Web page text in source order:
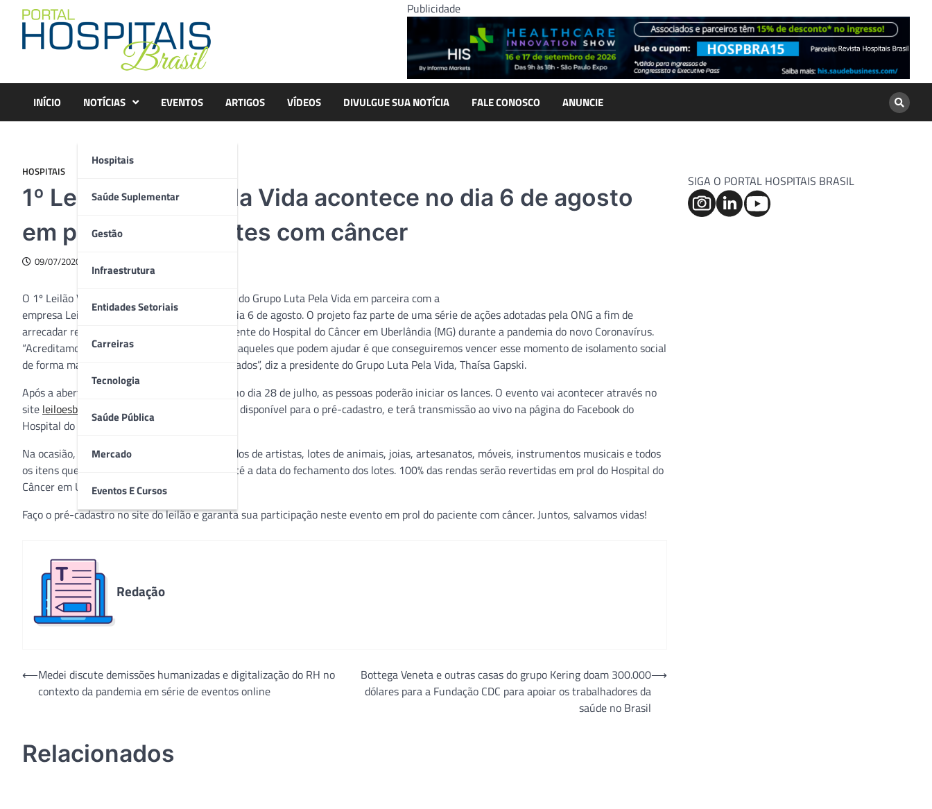
content
Publicidade
INÍCIO NOTÍCIAS
Hospitais
Saúde Suplementar
Gestão
Infraestrutura
Entidades Setoriais
Carreiras
Tecnologia
Saúde Pública
Mercado
Eventos E Cursos
EVENTOS ARTIGOS VÍDEOS DIVULGUE SUA NOTÍCIA FALE CONOSCO ANUNCIE
HOSPITAIS
1º Leilão Virtual Pela Vida acontece no dia 6 de agosto
em prol dos pacientes com câncer
09/07/2020
O 1º Leilão Virtual Pela Vida é uma realização do Grupo Luta Pela Vida em parceira com a
empresa Leilões Brasil que vai acontecer no dia 6 de agosto. O projeto faz parte de uma série de ações adotadas pela ONG a fim de
arrecadar recursos para o tratamento do paciente do Hospital do Câncer em Uberlândia (MG) durante a pandemia do novo Coronavírus.
“Acreditamos que somente convocando todos aqueles que podem ajudar é que conseguiremos vencer esse momento de isolamento social
de forma mais positiva e com melhores resultados”, diz a presidente do Grupo Luta Pela Vida, Thaísa Gapski.
Após a abertura dos lotes, que vai acontecer no dia 28 de julho, as pessoas poderão iniciar os lances. O evento vai acontecer através no
site leiloesbrasiluberlandia.com.br
, que já está disponível para o pré-cadastro, e terá transmissão ao vivo na página do Facebook do
Hospital do Câncer em Uberlândia.
Na ocasião, serão leiloados objetos autografados de artistas, lotes de animais, joias, artesanatos, móveis, instrumentos musicais e todos
os itens que forem doados pela comunidade até a data do fechamento dos lotes. 100% das rendas serão revertidas em prol do Hospital do
Câncer em Uberlândia.
Faço o pré-cadastro no site do leilão e garanta sua participação neste evento em prol do paciente com câncer. Juntos, salvamos vidas!
Redação
Navegação
⟵Medei discute demissões humanizadas e digitalização do RH no
contexto da pandemia em série de eventos online
Bottega Veneta e outras casas do grupo Kering doam 300.000
dólares para a Fundação CDC para apoiar os trabalhadores da
saúde no Brasil
⟶
Relacionados
SIGA O PORTAL HOSPITAIS BRASIL